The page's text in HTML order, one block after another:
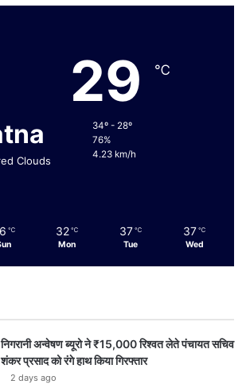
Clouds
29 ℃
34º - 28º
76%
4.23 km/h
℃ 32 ℃
Mon
37 ℃
Tue
37 ℃
Wed
निगरानी अन्वेषण ब्यूरो ने ₹15,000 रिश्वत लेते पंचायत सचिव
शंकर प्रसाद को रंगे हाथ किया गिरफ्तार
2 days ago